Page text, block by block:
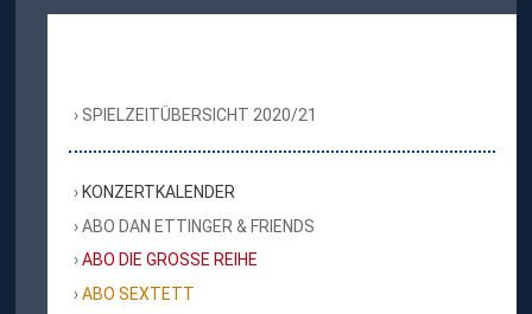
SPIELZEITÜBERSICHT 2020/21
KONZERTKALENDER
ABO DAN ETTINGER & FRIENDS
ABO DIE GROSSE REIHE
ABO SEXTETT